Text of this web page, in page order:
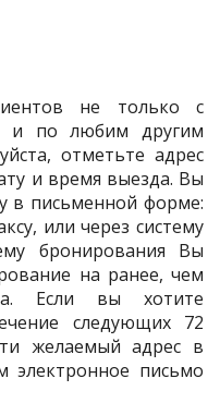
не только с
и по любим другим
отметьте адрес
и время выезда. Вы
в письменной форме:
или через систему
бронирования Вы
на ранее, чем
Если вы хотите
следующих 72
желаемый адрес в
электронное письмо